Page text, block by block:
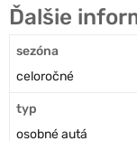
Ďalšie
sezóna
celoročné
typ
osobné autá